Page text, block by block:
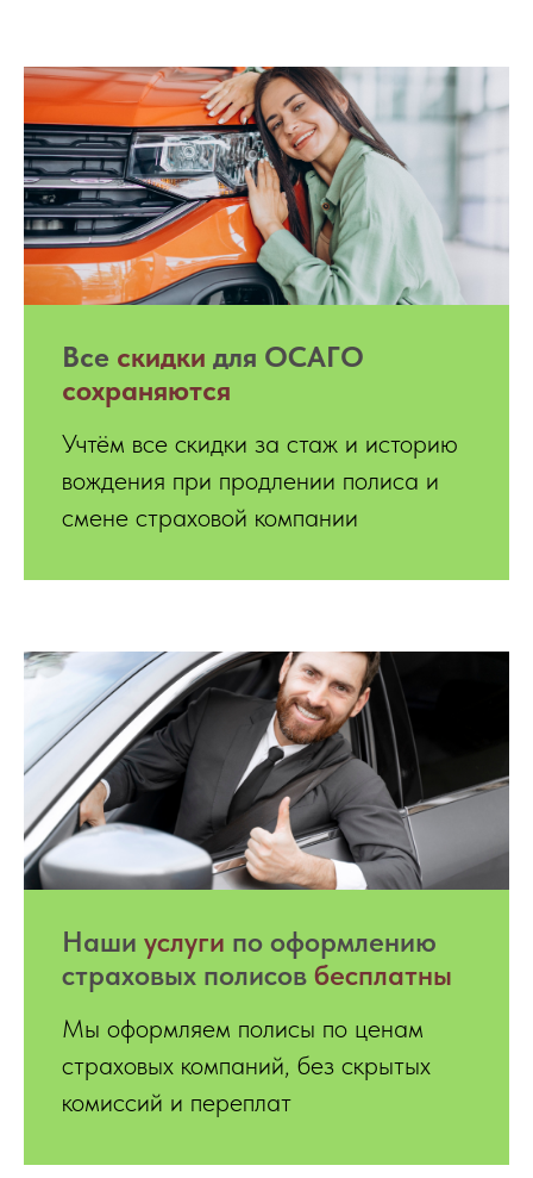
Все скидки для ОСАГО
сохраняются
Учтём все скидки за стаж и историю
вождения при продлении полиса и
смене страховой компании
Hаши услуги по оформлению
страховых полисов бесплатны
Мы оформляем полисы по ценам
страховых компаний, без скрытых
комиссий и переплат